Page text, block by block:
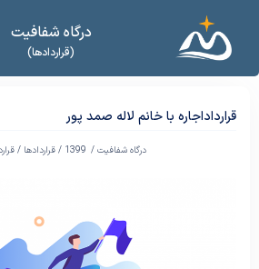
درگاه شفافیت
(قراردادها)
قرارداداجاره با خانم لاله صمد پور
درگاه شفافیت / 1399
/قراردادها /